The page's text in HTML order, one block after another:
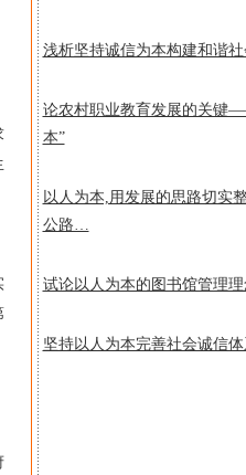
浅析坚持诚信为本构建和谐社
论农村职业教育发展的关键
本”
以人为本,用发展的思路切实
公路…
试论以人为本的图书馆管理理
坚持以人为本完善社会诚信体